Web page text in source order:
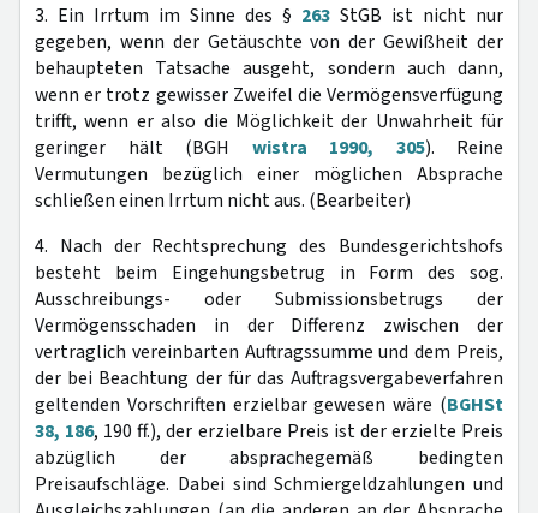
3. Ein Irrtum im Sinne des § 263 StGB ist nicht nur
gegeben, wenn der Getäuschte von der Gewißheit der
behaupteten Tatsache ausgeht, sondern auch dann,
wenn er trotz gewisser Zweifel die Vermögensverfügung
trifft, wenn er also die Möglichkeit der Unwahrheit für
geringer hält (BGH wistra 1990, 305). Reine
Vermutungen bezüglich einer möglichen Absprache
schließen einen Irrtum nicht aus. (Bearbeiter)
4. Nach der Rechtsprechung des Bundesgerichtshofs
besteht beim Eingehungsbetrug in Form des sog.
Ausschreibungs- oder Submissionsbetrugs der
Vermögensschaden in der Differenz zwischen der
vertraglich vereinbarten Auftragssumme und dem Preis,
der bei Beachtung der für das Auftragsvergabeverfahren
geltenden Vorschriften erzielbar gewesen wäre (BGHSt
38, 186, 190 ff.), der erzielbare Preis ist der erzielte Preis
abzüglich der absprachegemäß bedingten
Preisaufschläge. Dabei sind Schmiergeldzahlungen und